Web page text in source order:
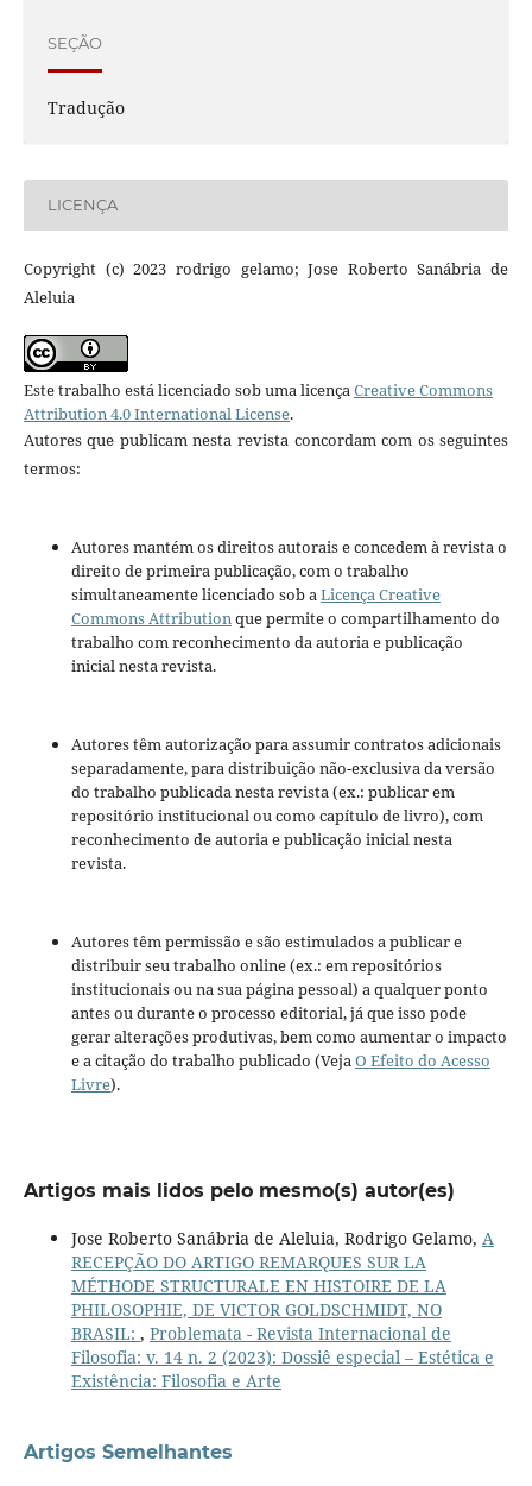
SEÇÃO
Tradução
LICENÇA
Copyright (c) 2023 rodrigo gelamo; Jose Roberto Sanábria de
Aleluia
Este trabalho está licenciado sob uma licençaCreative Commons
Attribution 4.0 International License.
Autores que publicam nesta revista concordam com os seguintes
termos:
Autores mantém os direitos autorais e concedem à revista o
direito de primeira publicação, com o trabalho
simultaneamente licenciado sob aLicença Creative
Commons Attributionque permite o compartilhamento do
trabalho com reconhecimento da autoria e publicação
inicial nesta revista.
Autores têm autorização para assumir contratos adicionais
separadamente, para distribuição não-exclusiva da versão
do trabalho publicada nesta revista (ex.: publicar em
repositório institucional ou como capítulo de livro), com
reconhecimento de autoria e publicação inicial nesta
revista.
Autores têm permissão e são estimulados a publicar e
distribuir seu trabalho online (ex.: em repositórios
institucionais ou na sua página pessoal) a qualquer ponto
antes ou durante o processo editorial, já que isso pode
gerar alterações produtivas, bem como aumentar o impacto
e a citação do trabalho publicado (VejaO Efeito do Acesso
Livre).
Artigos mais lidos pelo mesmo(s) autor(es)
Jose Roberto Sanábria de Aleluia, Rodrigo Gelamo, A
RECEPÇÃO DO ARTIGO REMARQUES SUR LA
MÉTHODE STRUCTURALE EN HISTOIRE DE LA
PHILOSOPHIE, DE VICTOR GOLDSCHMIDT, NO
BRASIL: , Problemata - Revista Internacional de
Filosofia: v. 14 n. 2 (2023): Dossiê especial – Estética e
Existência: Filosofia e Arte
Artigos Semelhantes